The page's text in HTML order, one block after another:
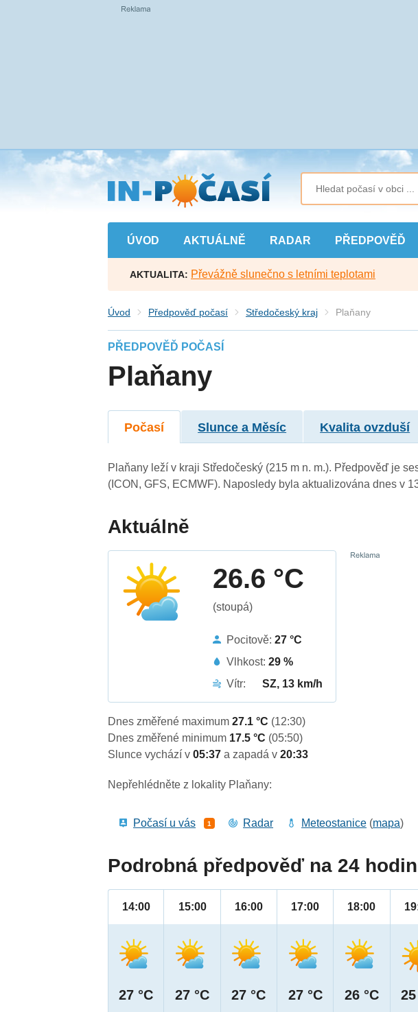
Přejít
na
hlavní
obsah
ÚVOD AKTUÁLNĚ RADAR PŘEDPOVĚĎ
AKTUALITA: Převážně slunečno s letními teplotami
Úvod Předpověď počasí Středočeský kraj Plaňany
PŘEDPOVĚĎ POČASÍ
Plaňany
Počasí Slunce a Měsíc Kvalita ovzduší
Plaňany leží v kraji Středočeský (215 m n. m.). Předpověď je
(ICON, GFS, ECMWF). Naposledy byla aktualizována dnes v
Aktuálně
26.6 °C
(stoupá)
Pocitově:27 °C
Vlhkost:29 %
Vítr:
SZ, 13 km/h
Dnes změřené maximum27.1 °C (12:30)
Dnes změřené minimum 17.5 °C (05:50)
Slunce vychází v05:37a zapadá v20:33
Nepřehlédněte z lokality Plaňany:
Počasí u vás 1 Radar Meteostanice (mapa)
Podrobná předpověď na 24 hodin
14:00
27 °C
15:00
27 °C
16:00
27 °C
17:00
27 °C
18:00
26 °C 25